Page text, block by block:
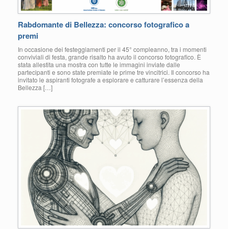
Rabdomante di Bellezza: concorso fotografico a
premi
In occasione dei festeggiamenti per il 45° compleanno, tra i momenti
conviviali di festa, grande risalto ha avuto il concorso fotografico. È
stata allestita una mostra con tutte le immagini inviate dalle
partecipanti e sono state premiate le prime tre vincitrici. Il concorso ha
invitato le aspiranti fotografe a esplorare e catturare l’essenza della
Bellezza […]